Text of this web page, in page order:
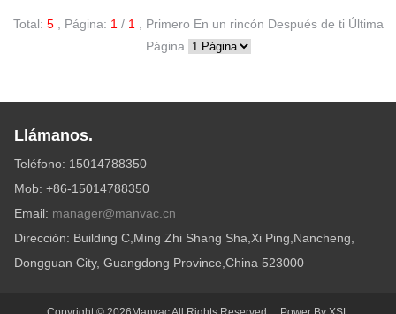
Total: 5, Página: 1 / 1 Primero En un rincón Después de ti Última
Página
Llámanos.
Teléfono: 15014788350
Mob: +86-15014788350
Email: manager@manvac.cn
Dirección: Building C,Ming Zhi Shang Sha,Xi Ping,Nancheng,
Dongguan City, Guangdong Province,China 523000